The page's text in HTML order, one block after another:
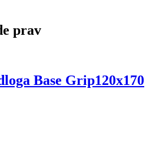
prav
Base Grip120x170